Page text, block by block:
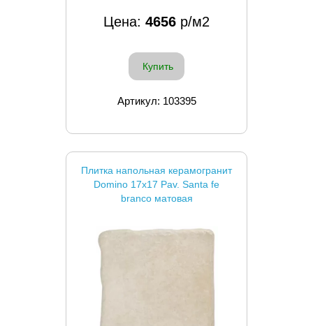
Цена: 4656 р/м2
Купить
Артикул: 103395
Плитка напольная керамогранит
Domino 17x17 Pav. Santa fe
branco матовая